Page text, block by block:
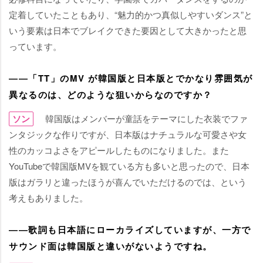
定着していたこともあり、“魅力的かつ真似しやすいダンス”と
いう要素は日本でブレイクできた要因として大きかったと思
っています。
――「TT」のMV が韓国版と日本版とでかなり雰囲気が
異なるのは、どのような狙いからなのですか？
ソン
韓国版はメンバーが童話をテーマにした衣装でファ
ンタジックな作りですが、日本版はナチュラルな可愛さや女
性のカッコよさをアピールしたものになりました。また
YouTubeで韓国版MVを観ている方も多いと思ったので、日本
版はガラリと違ったほうが喜んでいただけるのでは、という
考えもありました。
――歌詞も日本語にローカライズしていますが、一方で
サウンド面は韓国版と違いがないようですね。